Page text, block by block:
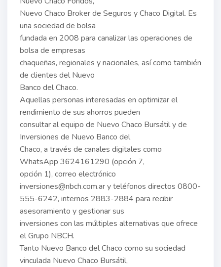
Nuevo Chaco Broker de Seguros y Chaco Digital. Es
una sociedad de bolsa
fundada en 2008 para canalizar las operaciones de
bolsa de empresas
chaqueñas, regionales y nacionales, así como también
de clientes del Nuevo
Banco del Chaco.
Aquellas personas interesadas en optimizar el
rendimiento de sus ahorros pueden
consultar al equipo de Nuevo Chaco Bursátil y de
Inversiones de Nuevo Banco del
Chaco, a través de canales digitales como
WhatsApp 3624161290 (opción 7,
opción 1), correo electrónico
inversiones@nbch.com.ar y teléfonos directos 0800-
555-6242, internos 2883-2884 para recibir
asesoramiento y gestionar sus
inversiones con las múltiples alternativas que ofrece
el Grupo NBCH.
Tanto Nuevo Banco del Chaco como su sociedad
vinculada Nuevo Chaco Bursátil,